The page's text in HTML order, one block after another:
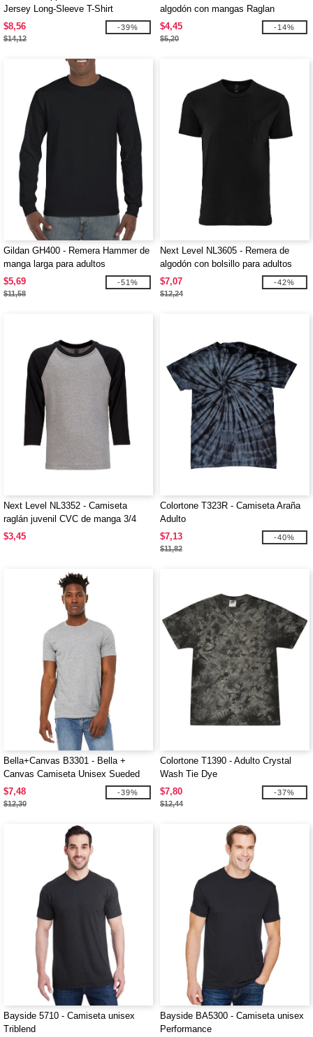
Jersey Long-Sleeve T-Shirt
$8,56
$14,12
-39%
algodón con mangas Raglan
$4,45
$5,20
-14%
Gildan GH400 - Remera Hammer de
manga larga para adultos
$5,69
$11,58
-51%
Next Level NL3605 - Remera de
algodón con bolsillo para adultos
$7,07
$12,24
-42%
Next Level NL3352 - Camiseta
raglán juvenil CVC de manga 3/4
$3,45
Colortone T323R - Camiseta Araña
Adulto
$7,13
$11,82
-40%
Bella+Canvas B3301 - Bella +
Canvas Camiseta Unisex Sueded
$7,48
$12,30
-39%
Colortone T1390 - Adulto Crystal
Wash Tie Dye
$7,80
$12,44
-37%
Bayside 5710 - Camiseta unisex
Triblend
Bayside BA5300 - Camiseta unisex
Performance